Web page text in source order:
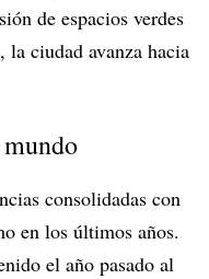
de espacios verdes
, la ciudad avanza hacia
consolidadas con
en los últimos años.
el año pasado al